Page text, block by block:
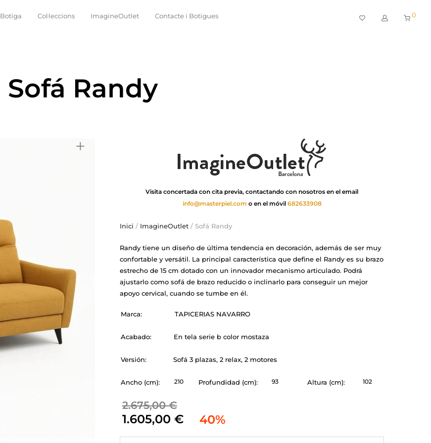
Botiga Col·leccions ImagineOutlet Contacte i Botigues 0
Sofá Randy
Visita concertada con cita previa, contactando con nosotros en el email
info@masterpiel.com o en el móvil 682633908
Inici / ImagineOutlet/ Sofá Randy
Randy tiene un diseño de última tendencia en decoración, además de ser muy
confortable y versátil. La principal característica que define el Randy es su brazo
estrecho de 15 cm dotado con un innovador mecanismo articulado. Podrá
ajustarlo como sofá de brazo reducido o inclinarlo para conseguir un mejor
apoyo cervical, cuando se tumbe en él.
Marca: TAPICERIAS NAVARRO
Acabado: En tela serie b color mostaza
Versión: Sofá 3 plazas, 2 relax, 2 motores
Ancho (cm): 210 Profundidad (cm): 93 Altura (cm): 102
2.675,00€
1.605,00 € 40%